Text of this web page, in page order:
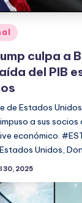
culpa a
del PIB
de Estados
a sus socios
económico.
Unidos,
30, 2025